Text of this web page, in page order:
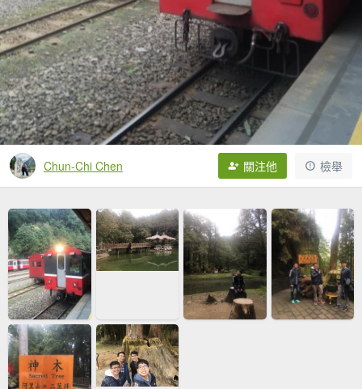
Chun-Chi Chen 關注他 檢舉